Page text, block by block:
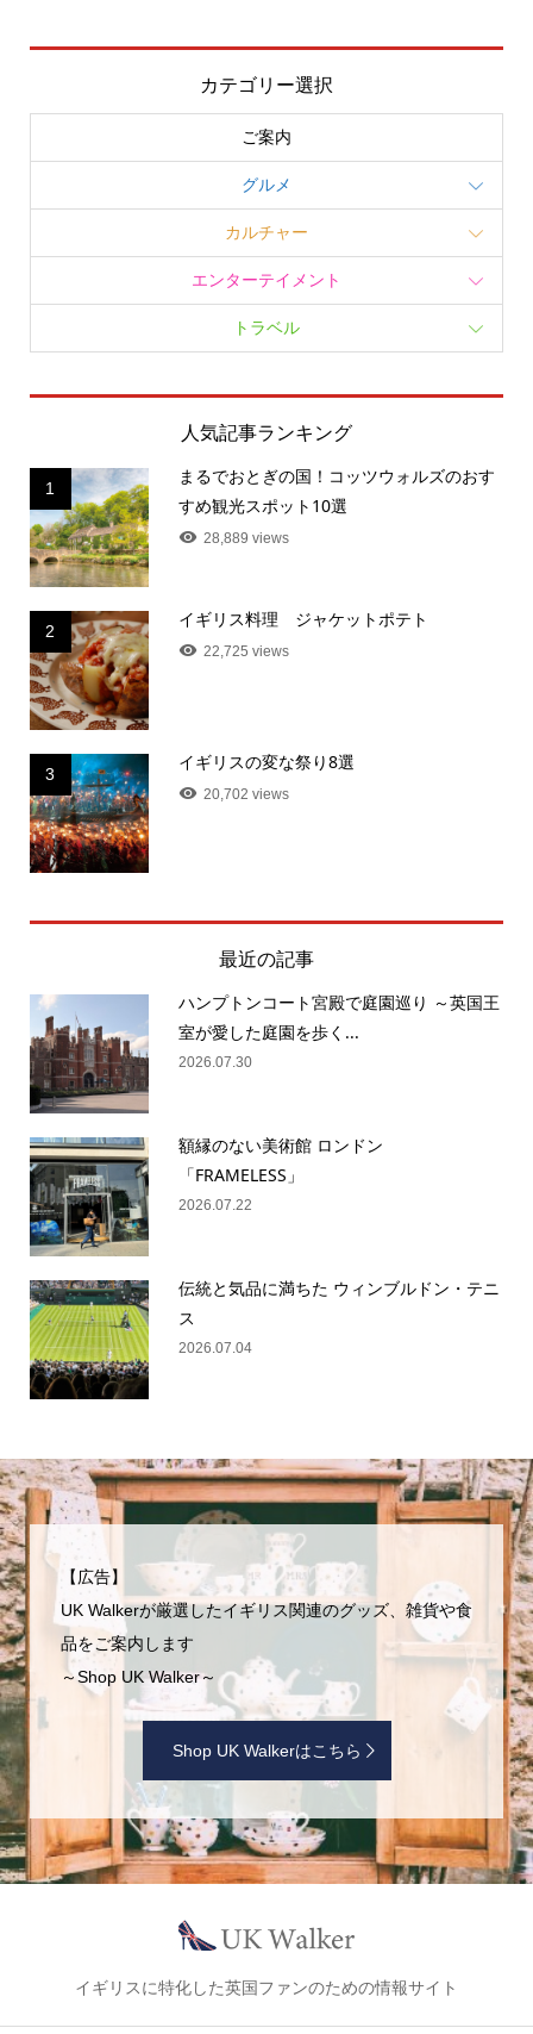
カテゴリー選択
ご案内
グルメ
カルチャー
エンターテイメント
トラベル
人気記事ランキング
1
まるでおとぎの国！コッツウォルズのおす
すめ観光スポット10選
28,889 views
2
イギリス料理 ジャケットポテト
22,725 views
3
イギリスの変な祭り8選
20,702 views
最近の記事
ハンプトンコート宮殿で庭園巡り ～英国王
室が愛した庭園を歩く...
2026.07.30
額縁のない美術館 ロンドン
「FRAMELESS」
2026.07.22
伝統と気品に満ちた ウィンブルドン・テニ
ス
2026.07.04
【広告】
UK Walkerが厳選したイギリス関連のグッズ、雑貨や食
品をご案内します
～Shop UK Walker～
Shop UK Walkerはこちら
イギリスに特化した英国ファンのための情報サイト